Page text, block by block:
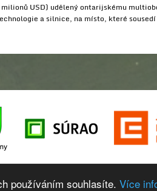
používáním souhlasíte. Více
USD) udělený ontarijskému
a silnice, na místo, které
Odkazy